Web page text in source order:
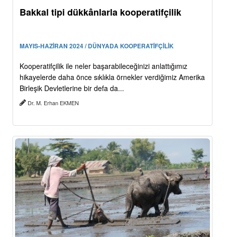
Bakkal tipi dükkânlarla kooperatifçilik
MAYIS-HAZİRAN 2024 / DÜNYADA KOOPERATİFÇİLİK
Kooperatifçilik ile neler başarabileceğinizi anlattığımız
hikayelerde daha önce sıklıkla örnekler verdiğimiz Amerika
Birleşik Devletlerine bir defa da...
Dr. M. Erhan EKMEN